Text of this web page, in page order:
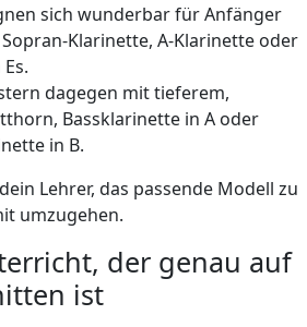
sich wunderbar für Anfänger
Klarinette, A-Klarinette oder
dagegen mit tieferem,
Bassklarinette in A oder
in B.
Lehrer, das passende Modell zu
umzugehen.
der genau auf
ist